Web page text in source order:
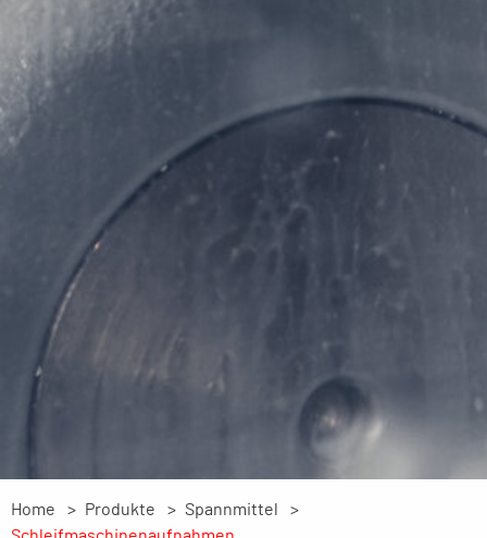
Home Produkte
Spannmittel